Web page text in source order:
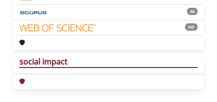
30
ND
social impact